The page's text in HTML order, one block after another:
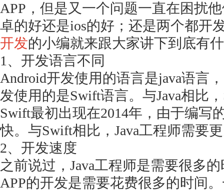
APP，但是又一个问题一直在困扰
卓的好还是ios的好；还是两个都开
开发的小编就来跟大家讲下到底有
1、开发语言不同
Android开发使用的语言是java语言
发使用的是Swift语言。与Java相比
Swift最初出现在2014年，由于编写
快。与Swift相比，Java工程师需要
2、开发速度
之前说过， Java工程师是需要很多
APP的开发是需要花费很多的时间